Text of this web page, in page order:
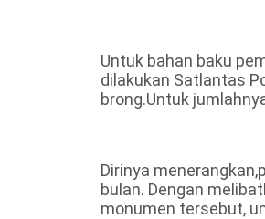
Untuk bahan baku
dilakukan Satlantas
brong.Untuk
Dirinya
bulan. Dengan
monumen tersebut,